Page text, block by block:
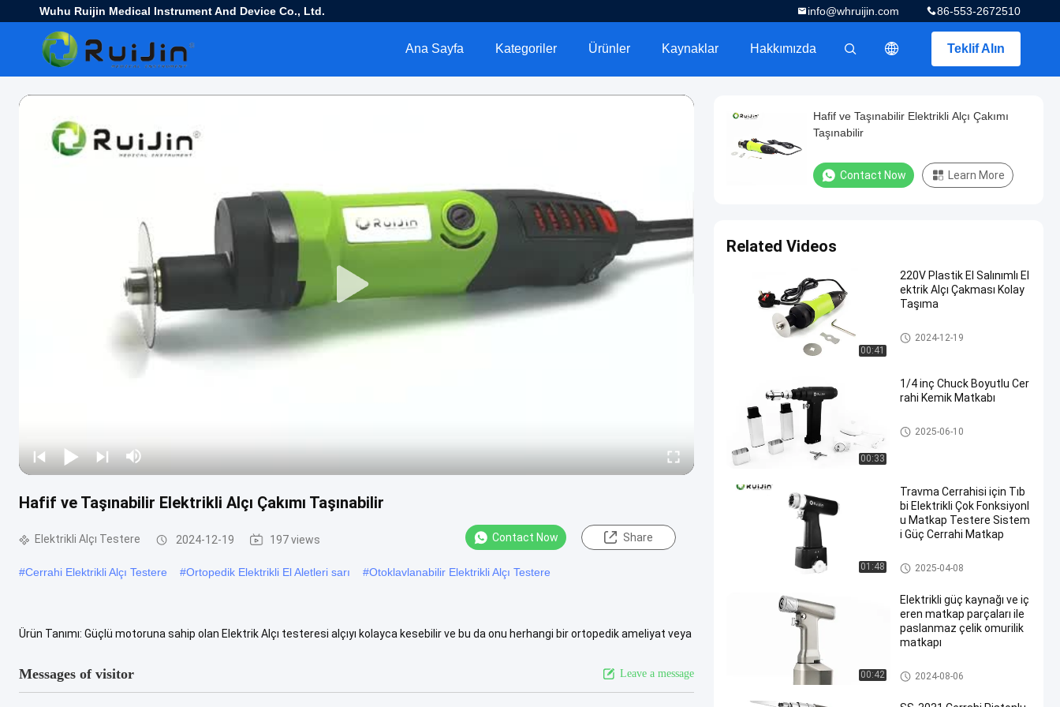
Wuhu Ruijin Medical Instrument And Device Co., Ltd. 86-553-2672510
info@whruijin.com
Teklif Alın
Ana Sayfa Kategoriler Ürünler Kaynaklar Hakkımızda
Hafif ve Taşınabilir Elektrikli Alçı Çakımı Taşınabilir
Elektrikli Alçı Testere 2024-12-19 197 views Contact Now Share
#Cerrahi Elektrikli Alçı Testere #Ortopedik Elektrikli El Aletleri sarı #Otoklavlanabilir Elektrikli Alçı Testere
Ürün Tanımı: Güçlü motoruna sahip olan Elektrik Alçı testeresi alçıyı kolayca kesebilir ve bu da onu herhangi bir ortopedik ameliyat veya
Messages of visitor Leave a message
Hafif ve Taşınabilir Elektrikli Alçı Çakımı
Taşınabilir
Contact Now Learn More
Related Videos
00:41
220V Plastik El Salınımlı El
ektrik Alçı Çakması Kolay
Taşıma
Elektrikli Alçı Testere
2024-12-19
00:33
1/4 inç Chuck Boyutlu Cer
rahi Kemik Matkabı
Cerrahi Kemik Matkap
2025-06-10
01:48
Travma Cerrahisi için Tıb
bi Elektrikli Çok Fonksiyonl
u Matkap Testere Sistem
i Güç Cerrahi Matkap
Çok Fonksiyonlu Matkap Test
ere Sistemi
2025-04-08
00:42
Elektrikli güç kaynağı ve iç
eren matkap parçaları ile
paslanmaz çelik omurilik
matkapı
Omurga Matkap
2024-08-06